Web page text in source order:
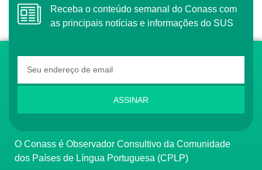
Receba o conteúdo semanal do Conass com
as principais notícias e informações do SUS
ASSINAR
O Conass é Observador Consultivo da Comunidade
dos Países de Língua Portuguesa (CPLP)